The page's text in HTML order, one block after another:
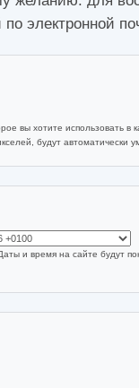
электронной
вы хотите использовать в
будут автоматически
и время на сайте будут